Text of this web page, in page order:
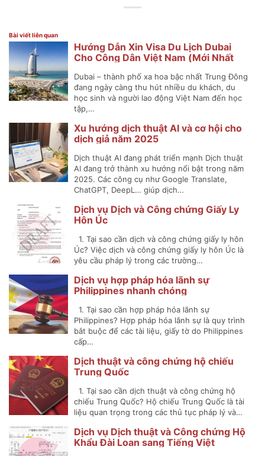
Bài viết liên quan
Hướng Dẫn Xin Visa Du Lịch Dubai
Cho Công Dân Việt Nam (Mới Nhất
Dubai – thành phố xa hoa bậc nhất Trung Đông
đang ngày càng thu hút nhiều du khách, du
học sinh và người lao động Việt Nam đến học
tập,…
Xu hướng dịch thuật AI và cơ hội cho
dịch giả năm 2025
Dịch thuật AI đang phát triển mạnh Dịch thuật
AI đang trở thành xu hướng nổi bật trong năm
2025. Các công cụ như Google Translate,
ChatGPT, DeepL… giúp dịch…
Dịch vụ Dịch và Công chứng Giấy Ly
Hôn Úc
1. Tại sao cần dịch và công chứng giấy ly hôn
Úc? Việc dịch và công chứng giấy ly hôn Úc là
yêu cầu pháp lý trong các trường…
Dịch vụ hợp pháp hóa lãnh sự
Philippines nhanh chóng
1. Tại sao cần hợp pháp hóa lãnh sự
Philippines? Hợp pháp hóa lãnh sự là quy trình
bắt buộc để các tài liệu, giấy tờ do Philippines
cấp…
Dịch thuật và công chứng hộ chiếu
Trung Quốc
1. Tại sao cần dịch thuật và công chứng hộ
chiếu Trung Quốc? Hộ chiếu Trung Quốc là tài
liệu quan trọng trong các thủ tục pháp lý và…
Dịch vụ Dịch thuật và Công chứng Hộ
Khẩu Đài Loan sang Tiếng Việt